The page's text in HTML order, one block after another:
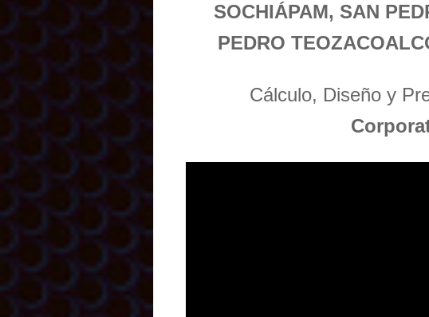
SOCHIÁPAM, SAN
PEDRO
Cálculo, Diseño y